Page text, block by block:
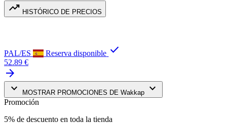
trending_up HISTÓRICO DE PRECIOS
PAL/ES Reserva disponible check
52.89 €
arrow_forward
keyboard_arrow_down
MOSTRAR PROMOCIONES DE Wakkap keyboard_arrow_down
Promoción
5% de descuento en toda la tienda